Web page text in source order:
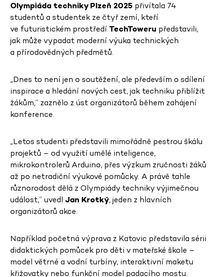
Olympiáda techniky Plzeň 2025 přivítala 74
studentů a studentek ze čtyř zemí, kteří
ve futuristickém prostředí TechToweru představili,
jak může vypadat moderní výuka technických
a přírodovědných předmětů.
„Dnes to není jen o soutěžení, ale především o sdílení
inspirace a hledání nových cest, jak techniku přiblížit
žákům,“ zaznělo z úst organizátorů během zahájení
konference.
„Letos studenti představili mimořádně pestrou škálu
projektů – od využití umělé inteligence,
mikrokontrolerů Arduino, přes výzkum zručnosti žáků
až po netradiční výukové pomůcky. A právě tahle
různorodost dělá z Olympiády techniky výjimečnou
událost,“ uvedl Jan Krotký, jeden z hlavních
organizátorů akce.
Například početná výprava z Katovic představila sérii
didaktických pomůcek pro děti v mateřské škole –
model větrné a vodní turbíny, interaktivní maketu
křižovatky nebo funkční model padacího mostu.